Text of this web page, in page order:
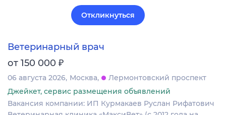
Откликнуться
Ветеринарный врач
от 150 000 ₽
06 августа 2026 Москва
Лермонтовский проспект
Джейкет, сервис размещения объявлений
Вакансия компании: ИП Курмакаев Руслан Рифатович